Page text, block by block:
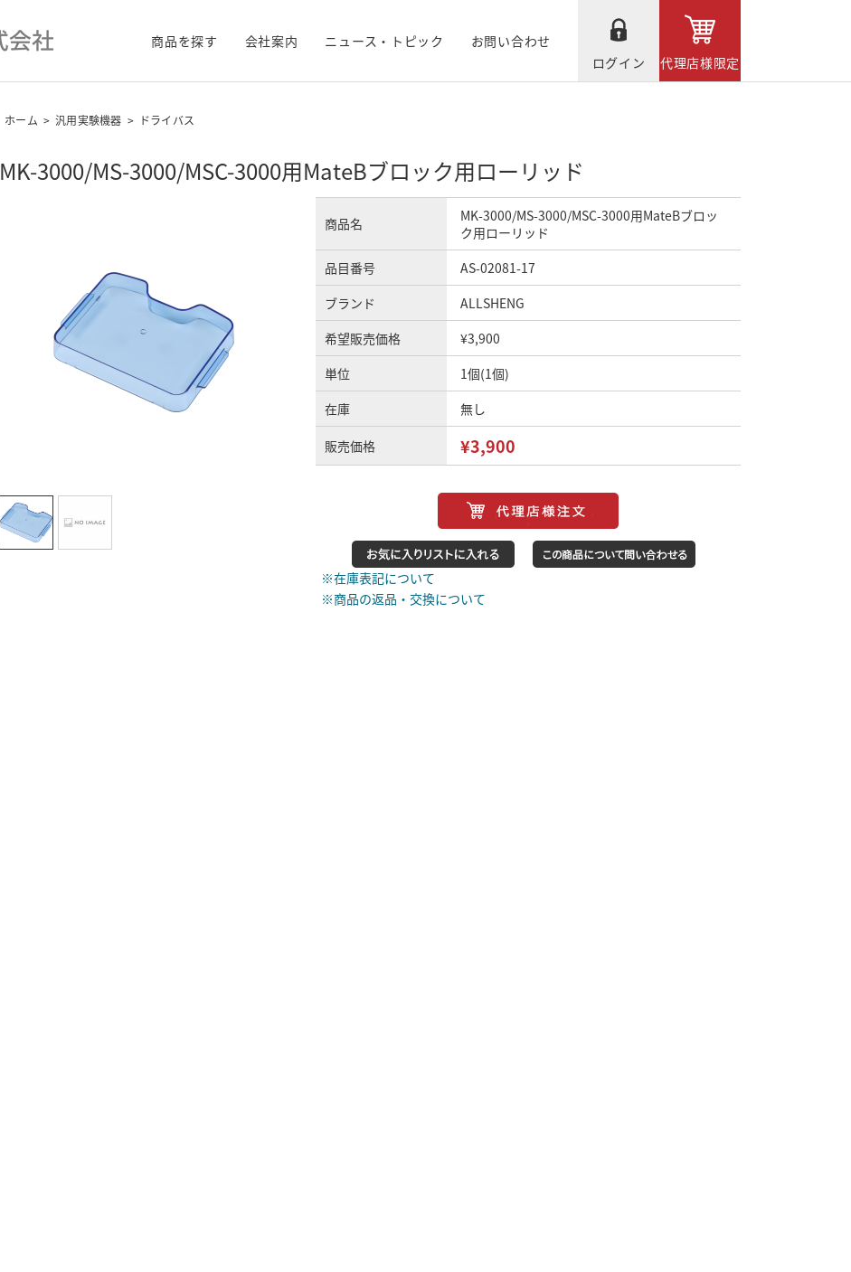
商品を探す 会社案内 ニュース・トピック
お問い合わせ
ログイン
代理店様限定
ホーム > 汎用実験機器 > ドライバス
MK-3000/MS-3000/MSC-3000用MateBブロック用ローリッド
商品名
MK-3000/MS-3000/MSC-3000用MateBブロッ
ク用ローリッド
品目番号
AS-02081-17
ブランド
ALLSHENG
希望販売価格
¥3,900
単位
1個(1個)
在庫
無し
販売価格 ¥3,900
※在庫表記について
※商品の返品・交換について